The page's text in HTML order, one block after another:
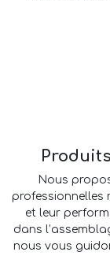
Nous
professionnelles
et leur
dans
nous vous